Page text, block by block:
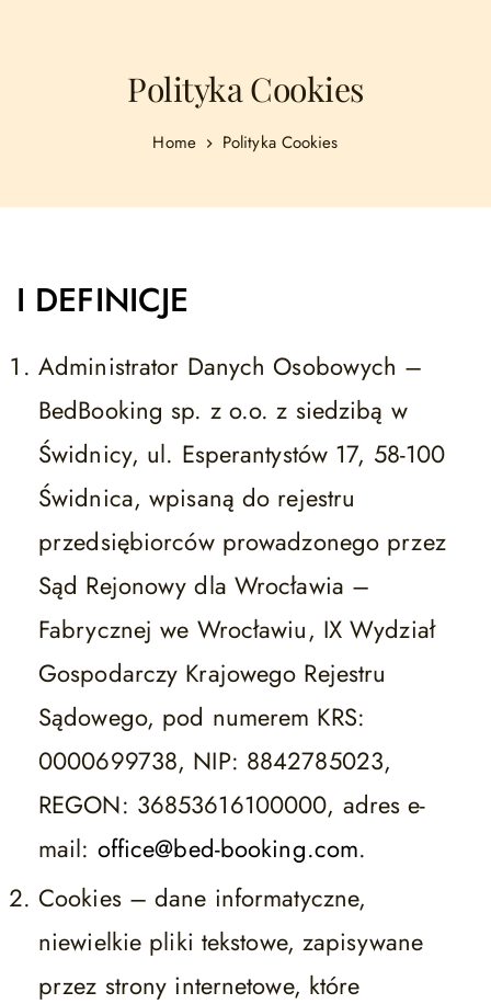
Polityka Cookies
Home Polityka Cookies
I DEFINICJE
Administrator Danych Osobowych –
BedBooking sp. z o.o. z siedzibą w
Świdnicy, ul. Esperantystów 17, 58-100
Świdnica, wpisaną do rejestru
przedsiębiorców prowadzonego przez
Sąd Rejonowy dla Wrocławia –
Fabrycznej we Wrocławiu, IX Wydział
Gospodarczy Krajowego Rejestru
Sądowego, pod numerem KRS:
0000699738, NIP: 8842785023,
REGON: 36853616100000, adres e-
mail: office@bed-booking.com.
Cookies – dane informatyczne,
niewielkie pliki tekstowe, zapisywane
przez strony internetowe, które